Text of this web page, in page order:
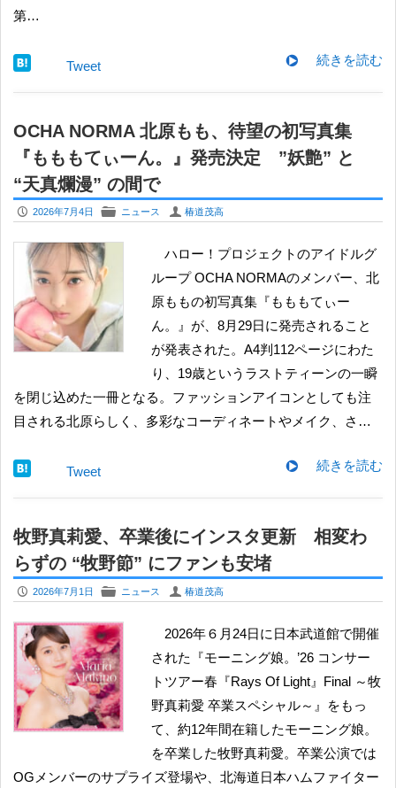
第…
続きを読む
Tweet
OCHA NORMA 北原もも、待望の初写真集
『もももてぃーん。』発売決定 ”妖艶” と
“天真爛漫” の間で
P 2026年7月4日 F ニュース U 椿道茂高
ハロー！プロジェクトのアイドルグ
ループ OCHA NORMAのメンバー、北
原ももの初写真集『もももてぃー
ん。』が、8月29日に発売されること
が発表された。A4判112ページにわた
り、19歳というラストティーンの一瞬
を閉じ込めた一冊となる。ファッションアイコンとしても注
目される北原らしく、多彩なコーディネートやメイク、さ…
続きを読む
Tweet
牧野真莉愛、卒業後にインスタ更新 相変わ
らずの “牧野節” にファンも安堵
P 2026年7月1日 F ニュース U 椿道茂高
2026年６月24日に日本武道館で開催
された『モーニング娘。’26 コンサー
トツアー春『Rays Of Light』Final ～牧
野真莉愛 卒業スペシャル～』をもっ
て、約12年間在籍したモーニング娘。
を卒業した牧野真莉愛。卒業公演では
OGメンバーのサプライズ登場や、北海道日本ハムファイター